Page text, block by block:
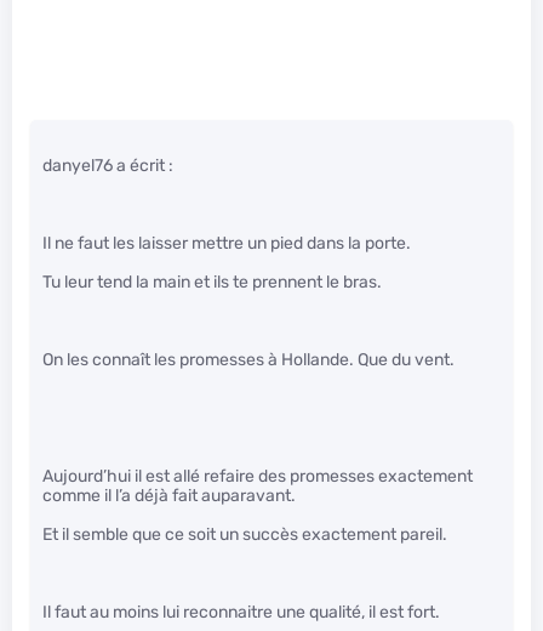
danyel76 a écrit :
Il ne faut les laisser mettre un pied dans la porte.
Tu leur tend la main et ils te prennent le bras.
On les connaît les promesses à Hollande. Que du vent.
Aujourd’hui il est allé refaire des promesses exactement
comme il l’a déjà fait auparavant.
Et il semble que ce soit un succès exactement pareil.
Il faut au moins lui reconnaitre une qualité, il est fort.